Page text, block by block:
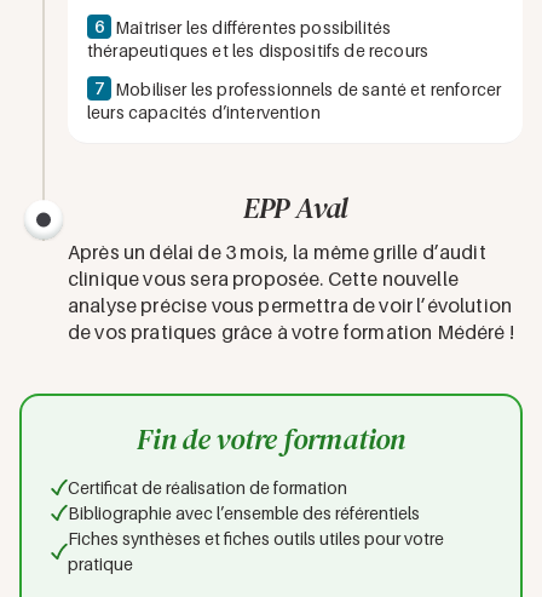
6 Maîtriser les différentes possibilités
thérapeutiques et les dispositifs de recours
7 Mobiliser les professionnels de santé et renforcer
leurs capacités d’intervention
EPP Aval
Après un délai de 3 mois, la même grille d’audit
clinique vous sera proposée. Cette nouvelle
analyse précise vous permettra de voir l’évolution
de vos pratiques grâce à votre formation Médéré !
Fin de votre formation
Certificat de réalisation de formation
Bibliographie avec l’ensemble des référentiels
Fiches synthèses et fiches outils utiles pour votre
pratique